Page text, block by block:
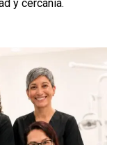
y cercanía.